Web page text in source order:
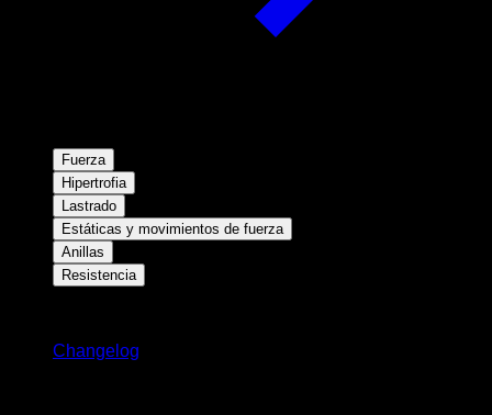
Fuerza
Hipertrofia
Lastrado
Estáticas y movimientos de fuerza
Anillas
Resistencia
Changelog